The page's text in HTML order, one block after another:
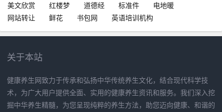
美文欣赏
红楼梦 道德经 标准件
电地暖
网站转让
鲜花 书包网 英语培训机构
关于本站
健康养生网致力于传承和弘扬中华传统养生文化，结合现代科学技
术，为广大用户提供全面、实用的健康养生资讯和服务。我们深入挖
掘中华养生精髓，为您呈现纯粹的养生方法，助您迈向健康、和谐的